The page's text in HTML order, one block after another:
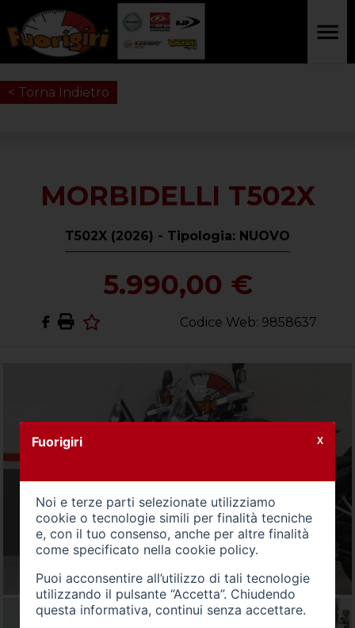
< Torna Indietro
Codice Web: 9858637
MORBIDELLI T502X
T502X (2026) - Tipologia: NUOVO
5.990,00 €
Fuorigiri
Noi e terze parti selezionate utilizziamo
cookie o tecnologie simili per finalità tecniche
e, con il tuo consenso, anche per altre finalità
come specificato nella cookie policy.
Puoi acconsentire all’utilizzo di tali tecnologie
utilizzando il pulsante “Accetta”. Chiudendo
questa informativa, continui senza accettare.
X